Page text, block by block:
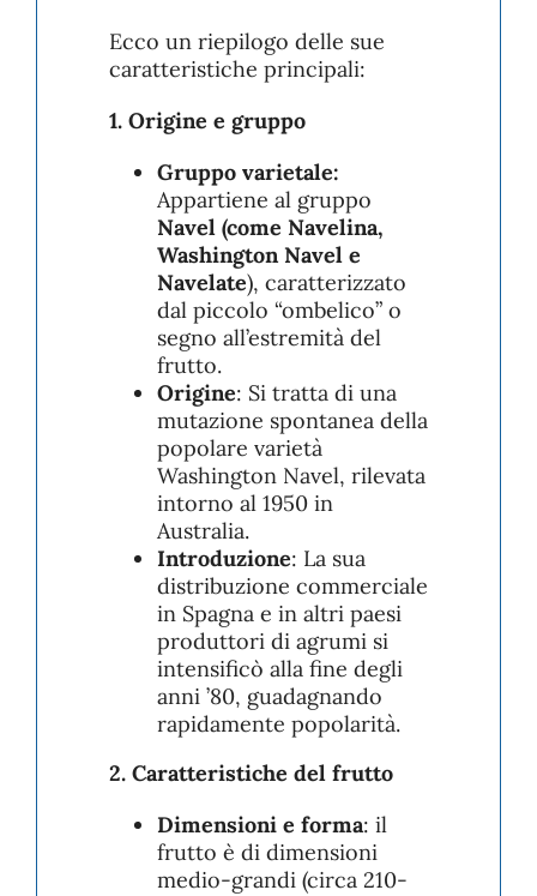
Ecco un riepilogo delle sue
caratteristiche principali:
1. Origine e gruppo
Gruppo varietale:
Appartiene al gruppo
Navel (come Navelina,
Washington Navel e
Navelate), caratterizzato
dal piccolo “ombelico” o
segno all’estremità del
frutto.
Origine: Si tratta di una
mutazione spontanea della
popolare varietà
Washington Navel, rilevata
intorno al 1950 in
Australia.
Introduzione: La sua
distribuzione commerciale
in Spagna e in altri paesi
produttori di agrumi si
intensificò alla fine degli
anni ’80, guadagnando
rapidamente popolarità.
2. Caratteristiche del frutto
Dimensioni e forma: il
frutto è di dimensioni
medio-grandi (circa 210-